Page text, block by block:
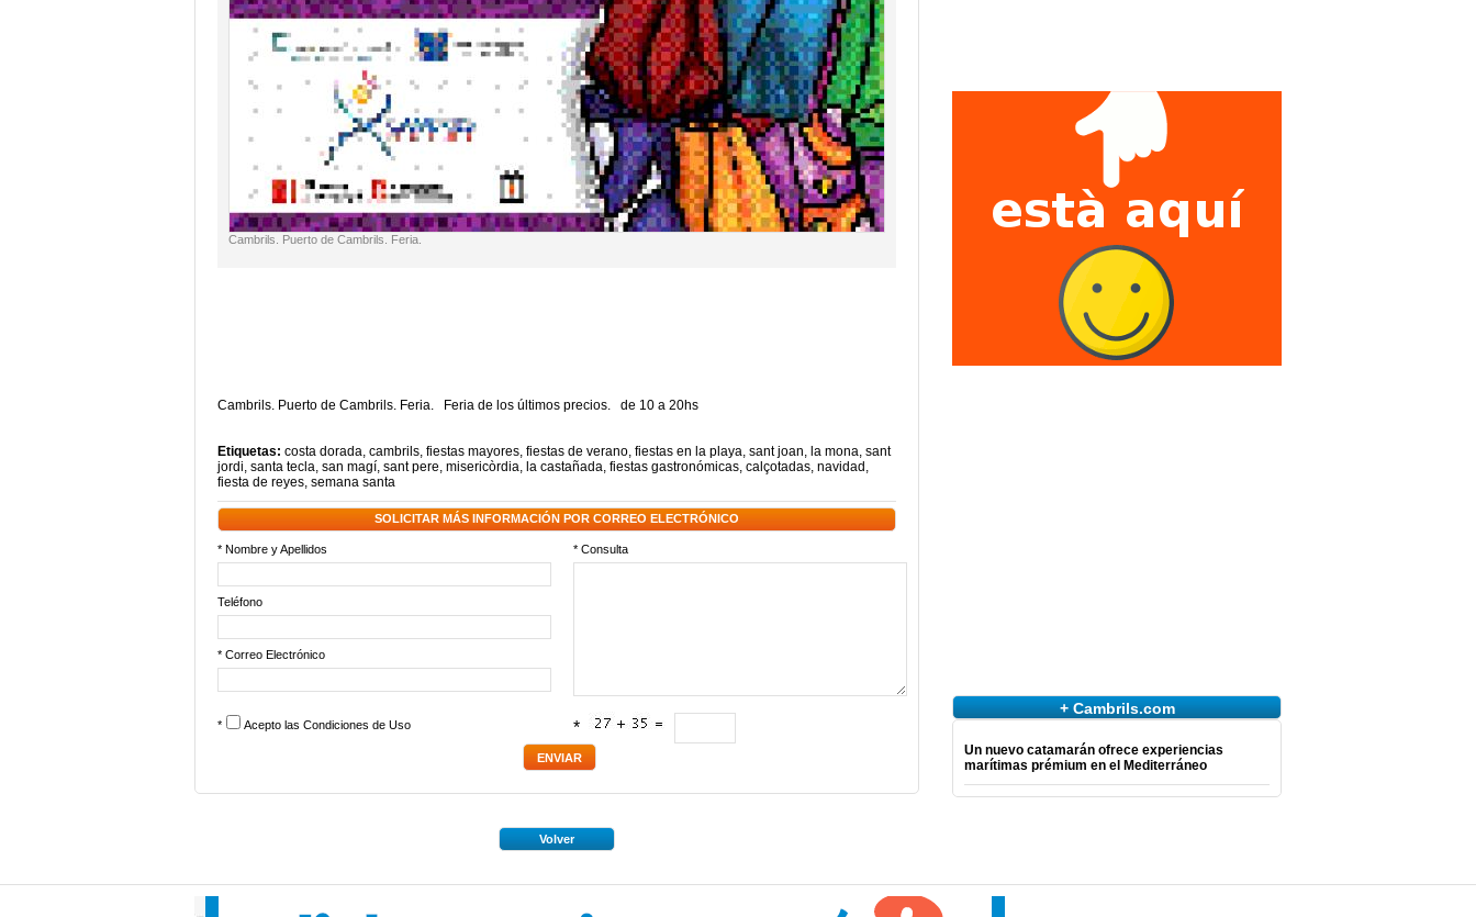
Cambrils. Puerto de Cambrils. Feria.
Cambrils. Puerto de Cambrils. Feria. Feria de los últimos precios. de 10 a 20hs
Etiquetas: costa dorada, cambrils, fiestas mayores, fiestas de verano, fiestas en la playa, sant joan, la mona, sant
jordi, santa tecla, san magí, sant pere, misericòrdia, la castañada, fiestas gastronómicas, calçotadas, navidad ,
fiesta de reyes, semana santa
SOLICITAR MÁS INFORMACIÓN POR CORREO ELECTRÓNICO
* Nombre y Apellidos * Consulta
Teléfono
* Correo Electrónico
* Acepto las Condiciones de Uso *
Volver
+ Cambrils.com
Un nuevo catamarán ofrece experiencias
marítimas prémium en el Mediterráneo